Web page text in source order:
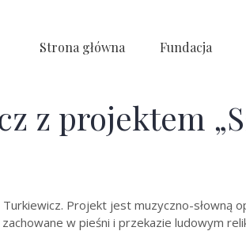
Strona główna Fundacja
z projektem
Projekt jest muzyczno-
w pieśni i przekazie ludowym